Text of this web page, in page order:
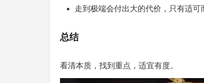
走到极端会付出大的代价，只有适可
总结
看清本质，找到重点，适宜有度。